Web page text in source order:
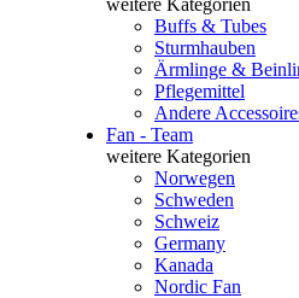
weitere Kategorien
Buffs & Tubes
Sturmhauben
Ärmlinge &
Pflegemittel
Andere
Fan - Team
weitere Kategorien
Norwegen
Schweden
Schweiz
Germany
Kanada
Nordic Fan